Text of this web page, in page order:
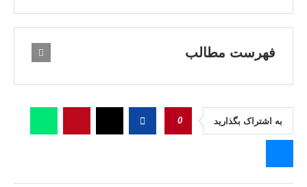
فهرست مطالب
به اشتراک بگذارید 0